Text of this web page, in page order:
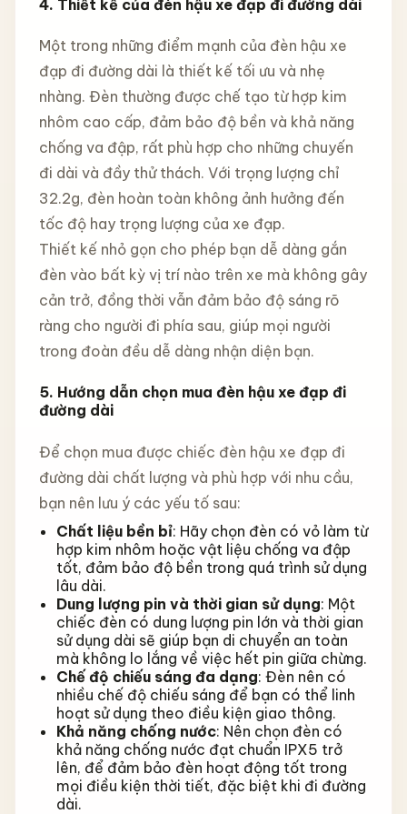
4. Thiết kế của đèn hậu xe đạp đi đường dài
Một trong những điểm mạnh của đèn hậu xe
đạp đi đường dài là thiết kế tối ưu và nhẹ
nhàng. Đèn thường được chế tạo từ hợp kim
nhôm cao cấp, đảm bảo độ bền và khả năng
chống va đập, rất phù hợp cho những chuyến
đi dài và đầy thử thách. Với trọng lượng chỉ
32.2g, đèn hoàn toàn không ảnh hưởng đến
tốc độ hay trọng lượng của xe đạp.
Thiết kế nhỏ gọn cho phép bạn dễ dàng gắn
đèn vào bất kỳ vị trí nào trên xe mà không gây
cản trở, đồng thời vẫn đảm bảo độ sáng rõ
ràng cho người đi phía sau, giúp mọi người
trong đoàn đều dễ dàng nhận diện bạn.
5. Hướng dẫn chọn mua đèn hậu xe đạp đi
đường dài
Để chọn mua được chiếc đèn hậu xe đạp đi
đường dài chất lượng và phù hợp với nhu cầu,
bạn nên lưu ý các yếu tố sau:
Chất liệu bền bỉ: Hãy chọn đèn có vỏ làm từ
hợp kim nhôm hoặc vật liệu chống va đập
tốt, đảm bảo độ bền trong quá trình sử dụng
lâu dài.
Dung lượng pin và thời gian sử dụng: Một
chiếc đèn có dung lượng pin lớn và thời gian
sử dụng dài sẽ giúp bạn di chuyển an toàn
mà không lo lắng về việc hết pin giữa chừng.
Chế độ chiếu sáng đa dạng: Đèn nên có
nhiều chế độ chiếu sáng để bạn có thể linh
hoạt sử dụng theo điều kiện giao thông.
Khả năng chống nước: Nên chọn đèn có
khả năng chống nước đạt chuẩn IPX5 trở
lên, để đảm bảo đèn hoạt động tốt trong
mọi điều kiện thời tiết, đặc biệt khi đi đường
dài.